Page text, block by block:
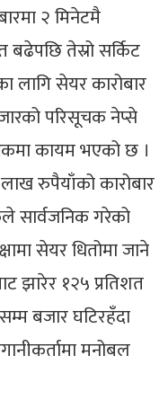
२ मिनेटमै
बढेपछि तेस्रो सर्किट
लागि सेयर कारोबार
परिसूचक नेप्से
कायम भएको छ ।
रुपैयाँको कारोबार
सार्वजनिक गरेको
सेयर धितोमा जाने
झारेर १२५ प्रतिशत
बजार घटिरहँदा
मनोबल